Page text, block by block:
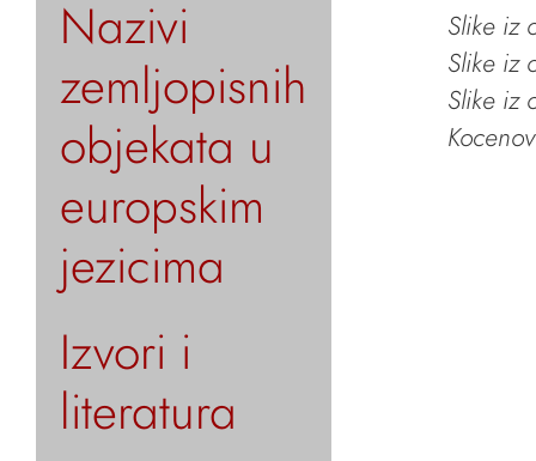
Nazivi
zemljopisnih
objekata u
europskim
jezicima
Izvori i
literatura
Slike iz
Slike iz
Slike iz